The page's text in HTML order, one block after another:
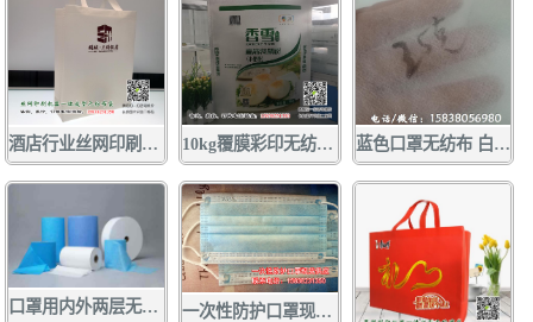
酒店行业丝网印刷手提袋广告订做 1000条起量 质优价廉 酒店行业 10kg覆膜彩印无纺布面粉袋批发定做 厂家供应无纺布面粉袋小包装袋 蓝色口罩无纺布 白色口罩无纺布厂家大量现货供应
口罩用内外两层无纺布 口罩无纺布 一次性防护口罩现货供应